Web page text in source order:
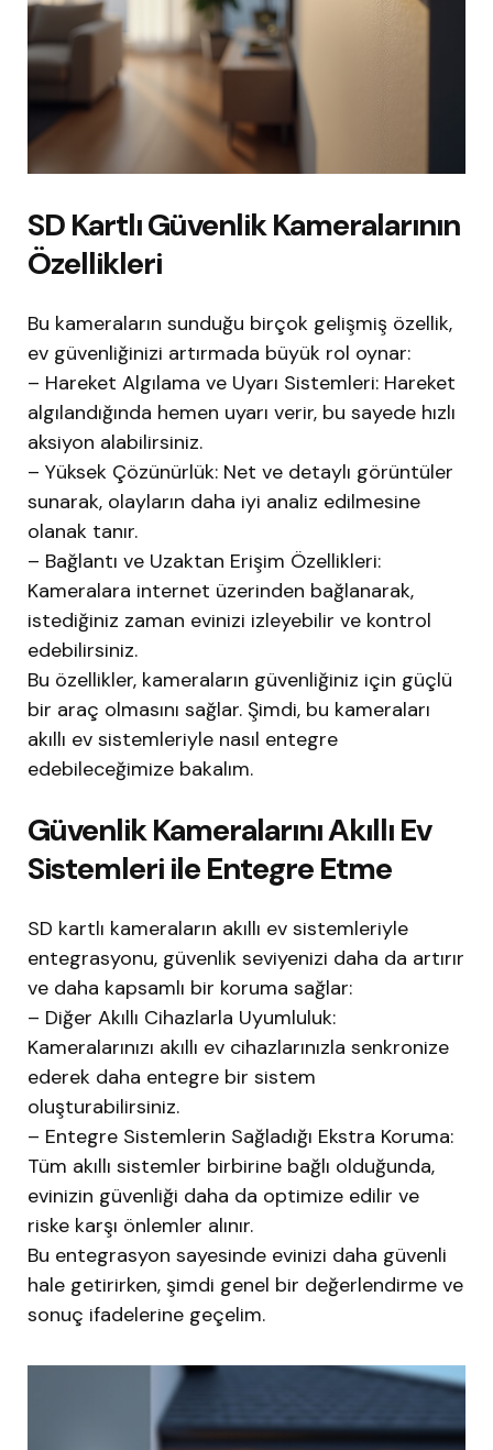
SD Kartlı Güvenlik Kameralarının
Özellikleri
Bu kameraların sunduğu birçok gelişmiş özellik,
ev güvenliğinizi artırmada büyük rol oynar:
– Hareket Algılama ve Uyarı Sistemleri: Hareket
algılandığında hemen uyarı verir, bu sayede hızlı
aksiyon alabilirsiniz.
– Yüksek Çözünürlük: Net ve detaylı görüntüler
sunarak, olayların daha iyi analiz edilmesine
olanak tanır.
– Bağlantı ve Uzaktan Erişim Özellikleri:
Kameralara internet üzerinden bağlanarak,
istediğiniz zaman evinizi izleyebilir ve kontrol
edebilirsiniz.
Bu özellikler, kameraların güvenliğiniz için güçlü
bir araç olmasını sağlar. Şimdi, bu kameraları
akıllı ev sistemleriyle nasıl entegre
edebileceğimize bakalım.
Güvenlik Kameralarını Akıllı Ev
Sistemleri ile Entegre Etme
SD kartlı kameraların akıllı ev sistemleriyle
entegrasyonu, güvenlik seviyenizi daha da artırır
ve daha kapsamlı bir koruma sağlar:
– Diğer Akıllı Cihazlarla Uyumluluk:
Kameralarınızı akıllı ev cihazlarınızla senkronize
ederek daha entegre bir sistem
oluşturabilirsiniz.
– Entegre Sistemlerin Sağladığı Ekstra Koruma:
Tüm akıllı sistemler birbirine bağlı olduğunda,
evinizin güvenliği daha da optimize edilir ve
riske karşı önlemler alınır.
Bu entegrasyon sayesinde evinizi daha güvenli
hale getirirken, şimdi genel bir değerlendirme ve
sonuç ifadelerine geçelim.